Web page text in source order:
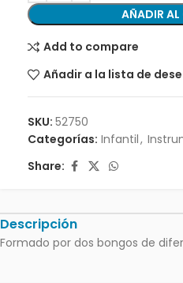
AÑADIR
Add to compare
Añadir a la lista de
SKU: 52750
Categorías: Infantil,
Share:
Descripción
Formado por dos bongos de